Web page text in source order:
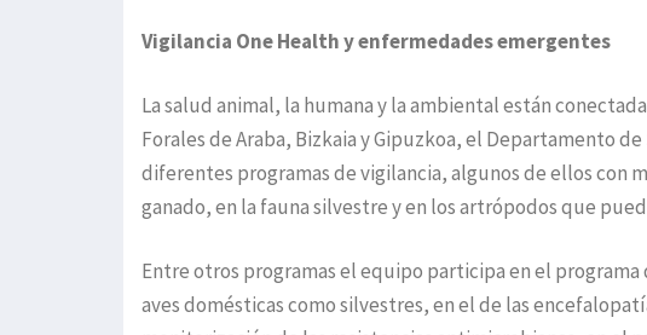
Vigilancia One Health y enfermedades emergentes
La salud animal, la humana y la ambiental están
Forales de Araba, Bizkaia y Gipuzkoa, el Departamento
diferentes programas de vigilancia, algunos de ellos con
ganado, en la fauna silvestre y en los artrópodos que
Entre otros programas el equipo participa en el
aves domésticas como silvestres, en el de las